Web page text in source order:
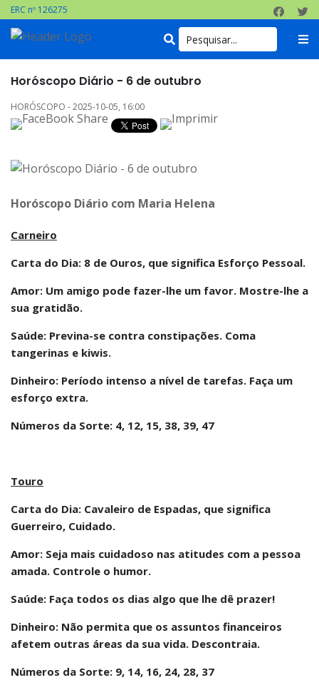
ERC nº 126275
Horóscopo Diário - 6 de outubro
HORÓSCOPO - 2025-10-05, 16:00
Horóscopo Diário com Maria Helena
Carneiro
Carta do Dia: 8 de Ouros, que significa Esforço Pessoal.
Amor: Um amigo pode fazer-lhe um favor. Mostre-lhe a
sua gratidão.
Saúde: Previna-se contra constipações. Coma
tangerinas e kiwis.
Dinheiro: Período intenso a nível de tarefas. Faça um
esforço extra.
Números da Sorte: 4, 12, 15, 38, 39, 47
Touro
Carta do Dia: Cavaleiro de Espadas, que significa
Guerreiro, Cuidado.
Amor: Seja mais cuidadoso nas atitudes com a pessoa
amada. Controle o humor.
Saúde: Faça todos os dias algo que lhe dê prazer!
Dinheiro: Não permita que os assuntos financeiros
afetem outras áreas da sua vida. Descontraia.
Números da Sorte: 9, 14, 16, 24, 28, 37